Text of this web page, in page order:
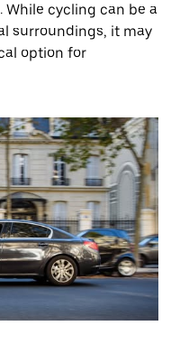
While cycling can be a
surroundings, it may
option for